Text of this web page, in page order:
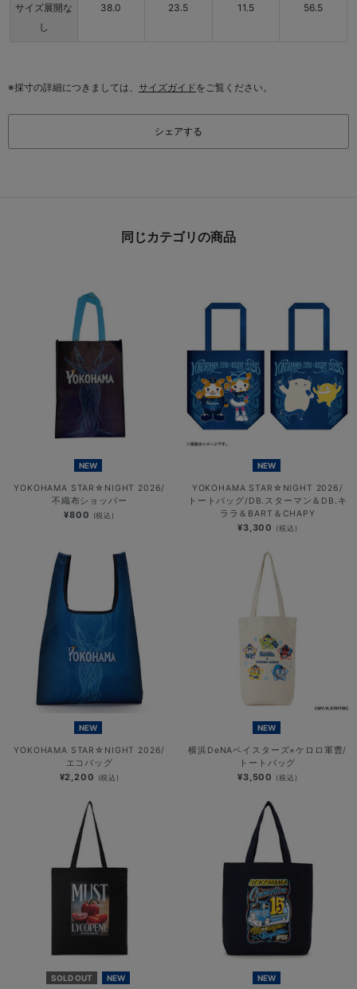
サイズ展開な
し
38.0 23.5 11.5 56.5
※採寸の詳細につきましては、 サイズガイドをご覧ください。
シェアする
同じカテゴリの商品
NEW
YOKOHAMA STAR☆NIGHT 2026/
不織布ショッパー
¥800 (税込)
NEW
YOKOHAMA STAR☆NIGHT 2026/
トートバッグ/DB.スターマン＆DB.キ
ララ＆BART＆CHAPY
¥3,300 (税込)
NEW
YOKOHAMA STAR☆NIGHT 2026/
エコバッグ
¥2,200 (税込)
NEW
横浜DeNAベイスターズ×ケロロ軍曹/
トートバッグ
¥3,500 (税込)
SOLD OUT NEW NEW